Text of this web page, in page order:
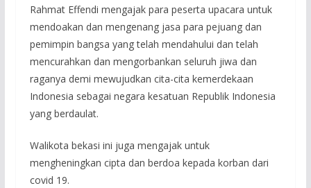
Rahmat Effendi mengajak para peserta upacara untuk
mendoakan dan mengenang jasa para pejuang dan
pemimpin bangsa yang telah mendahului dan telah
mencurahkan dan mengorbankan seluruh jiwa dan
raganya demi mewujudkan cita-cita kemerdekaan
Indonesia sebagai negara kesatuan Republik Indonesia
yang berdaulat.
Walikota bekasi ini juga mengajak untuk
mengheningkan cipta dan berdoa kepada korban dari
covid 19.